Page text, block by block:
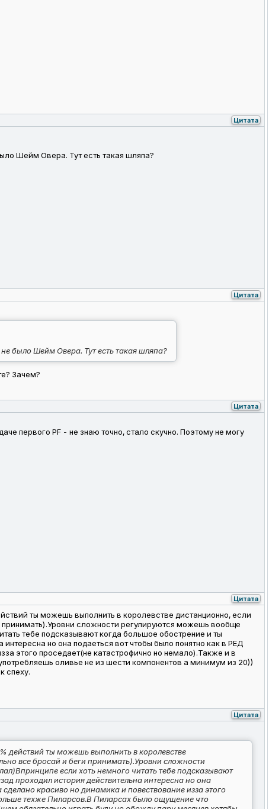
Цитата
Шейм Овера. Тут есть такая шляпа?
Цитата
было Шейм Овера. Тут есть такая шляпа?
Зачем?
Цитата
первого PF - не знаю точно, стало скучно. Поэтому не могу
Цитата
ты можешь выполнить в королевстве дистанционно, если
принимать).Уровни сложности регулируются можешь вообще
тебе подсказывают когда большое обострение и ты
но она подаеться вот чтобы было понятно как в РЕД
этого проседает(не катастрофично но немало).Также и в
оливье не из шести компонентов а минимум из 20))
спеху.
Цитата
действий ты можешь выполнить в королевстве
все бросай и беги принимать).Уровни сложности
если хоть немного читать тебе подсказывают
проходил история действительна интересна но она
красиво но динамика и повествование изза этого
техже Пиларсов.В Пиларсах было ощущение что